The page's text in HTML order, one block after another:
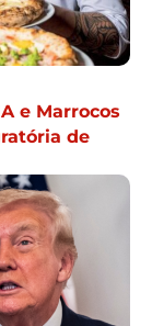
e Marrocos
de